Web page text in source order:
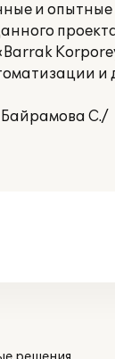
и опытные
и
Байрамова С./